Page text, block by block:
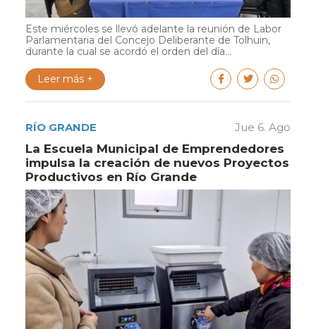
Este miércoles se llevó adelante la reunión de Labor
Parlamentaria del Concejo Deliberante de Tolhuin,
durante la cual se acordó el orden del día...
Leer más +
RÍO GRANDE Jue 6. Ago
La Escuela Municipal de Emprendedores
impulsa la creación de nuevos Proyectos
Productivos en Río Grande